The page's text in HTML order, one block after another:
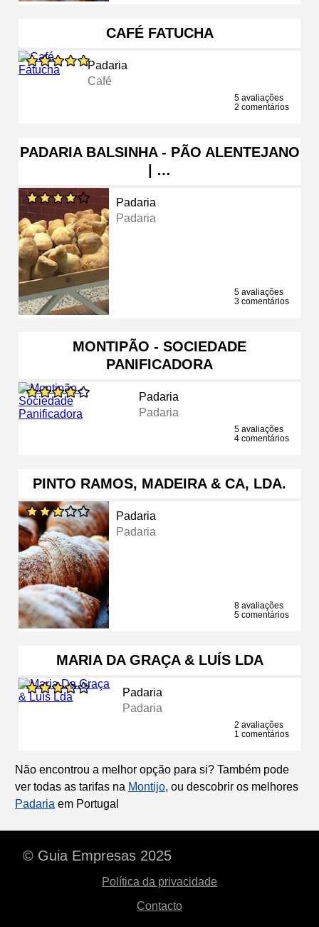
CAFÉ FATUCHA
Padaria
Café
5 avaliações
2 comentários
PADARIA BALSINHA - PÃO ALENTEJANO
| …
Padaria
Padaria
5 avaliações
3 comentários
MONTIPÃO - SOCIEDADE
PANIFICADORA
Padaria
Padaria
5 avaliações
4 comentários
PINTO RAMOS, MADEIRA & CA, LDA.
Padaria
Padaria
8 avaliações
5 comentários
MARIA DA GRAÇA & LUÍS LDA
Padaria
Padaria
2 avaliações
1 comentários
Não encontrou a melhor opção para si? Também pode
ver todas as tarifas na Montijo, ou descobrir os melhores
Padaria em Portugal
© Guia Empresas 2025
Política da privacidade
Contacto